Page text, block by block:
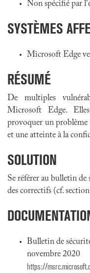
Non spécifié par
SYSTÈMES
Microsoft Edge
RÉSUMÉ
De multiples
Microsoft Edge.
provoquer un
et une atteinte à la
SOLUTION
Se référer au bulletin
des correctifs (cf.
Bulletin de
novembre 2020
https://